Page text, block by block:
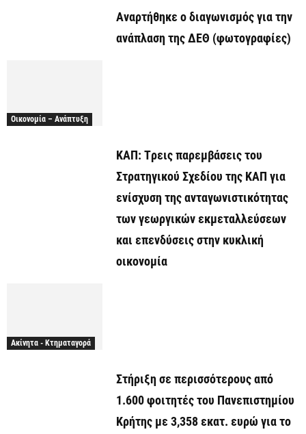
Αναρτήθηκε o διαγωνισμός για την
ανάπλαση της ΔΕΘ (φωτογραφίες)
Οικονομία – Ανάπτυξη
ΚΑΠ: Tρεις παρεμβάσεις του
Στρατηγικού Σχεδίου της ΚΑΠ για
ενίσχυση της ανταγωνιστικότητας
των γεωργικών εκμεταλλεύσεων
και επενδύσεις στην κυκλική
οικονομία
Ακίνητα - Κτηματαγορά
Στήριξη σε περισσότερους από
1.600 φοιτητές του Πανεπιστημίου
Κρήτης με 3,358 εκατ. ευρώ για το